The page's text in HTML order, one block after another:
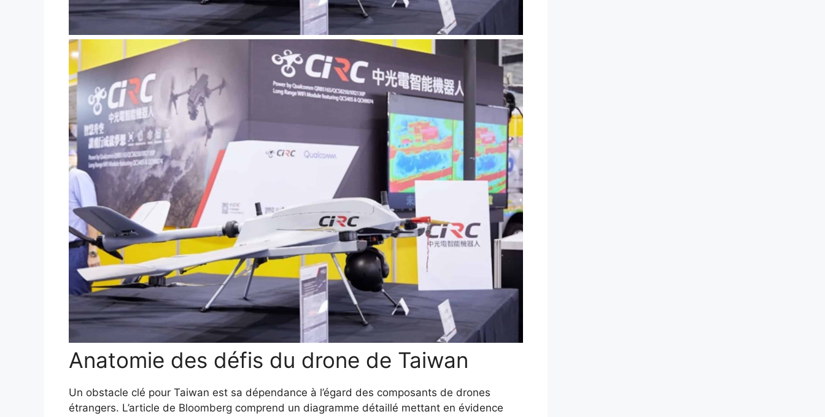
Anatomie des défis du drone de Taiwan
Un obstacle clé pour Taiwan est sa dépendance à l’égard des composants de drones
étrangers. L’article de Bloomberg comprend un diagramme détaillé mettant en évidence